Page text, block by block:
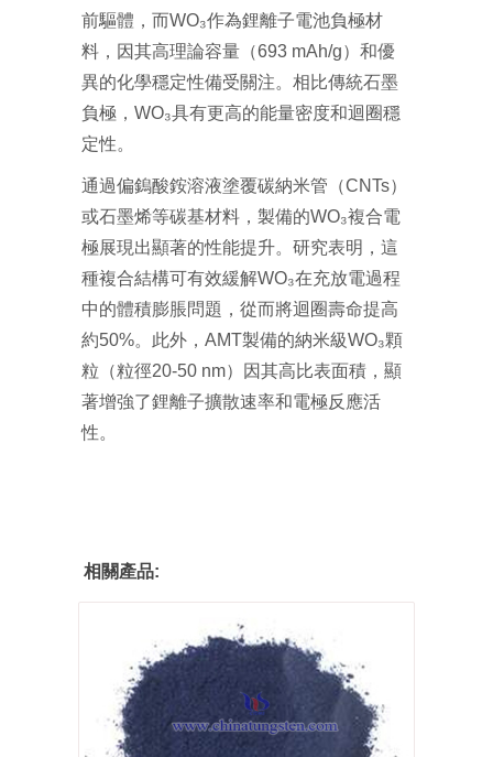
前驅體，而WO₃作為鋰離子電池負極材
料，因其高理論容量（693 mAh/g）和優
異的化學穩定性備受關注。相比傳統石墨
負極，WO₃具有更高的能量密度和迴圈穩
定性。
通過偏鎢酸銨溶液塗覆碳納米管（CNTs）
或石墨烯等碳基材料，製備的WO₃複合電
極展現出顯著的性能提升。研究表明，這
種複合結構可有效緩解WO₃在充放電過程
中的體積膨脹問題，從而將迴圈壽命提高
約50%。此外，AMT製備的納米級WO₃顆
粒（粒徑20-50 nm）因其高比表面積，顯
著增強了鋰離子擴散速率和電極反應活
性。
相關產品: